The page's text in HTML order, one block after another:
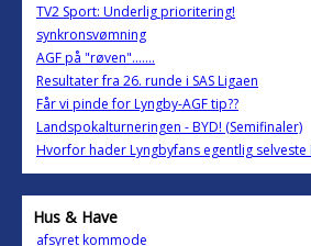
TV2 Sport: Underlig prioritering!
synkronsvømning
AGF på "røven".......
Resultater fra 26. runde i SAS Ligaen
Får vi pinde for Lyngby-AGF tip??
Landspokalturneringen - BYD! (Semifinaler)
Hvorfor hader Lyngbyfans egentlig selveste
Hus & Have
afsyret kommode